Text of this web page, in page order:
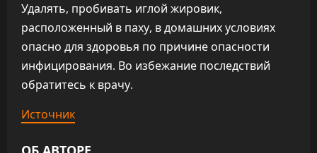
Удалять, пробивать иглой жировик,
расположенный в паху, в домашних условиях
опасно для здоровья по причине опасности
инфицирования. Во избежание последствий
обратитесь к врачу.
Источник